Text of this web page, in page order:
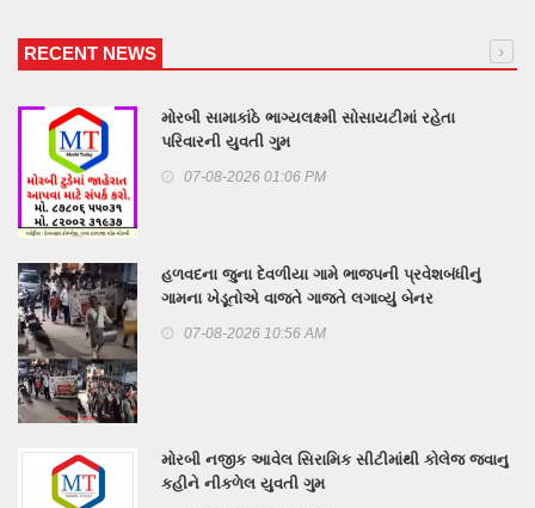
RECENT NEWS
મોરબી સામાકાંઠે ભાગ્યલક્ષ્મી સોસાયટીમાં રહેતા
પરિવારની યુવતી ગુમ
07-08-2026 01:06 PM
હળવદના જુના દેવળીયા ગામે ભાજપની પ્રવેશબંધીનું
ગામના ખેડૂતોએ વાજતે ગાજતે લગાવ્યું બેનર
07-08-2026 10:56 AM
મોરબી નજીક આવેલ સિરામિક સીટીમાંથી કોલેજ જવાનુ
કહીને નીકળેલ યુવતી ગુમ